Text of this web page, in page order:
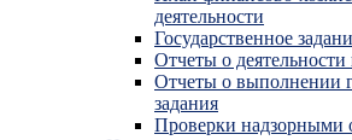
деятельности
Государственное
Отчеты о деятельности
Отчеты о выполнении
задания
Проверки надзорными